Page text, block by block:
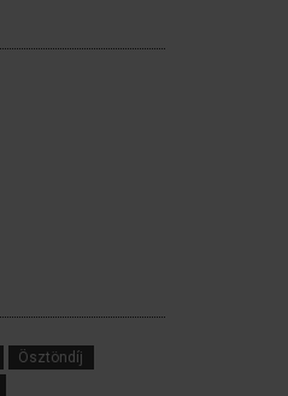
Ösztöndíj